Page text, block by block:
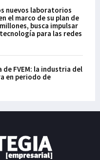
nuevos laboratorios
el marco de su plan de
busca impulsar
para las redes
FVEM: la industria del
en periodo de